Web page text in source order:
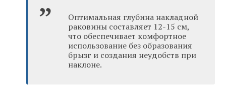
Оптимальная глубина накладной
раковины составляет 12-15 см,
что обеспечивает комфортное
использование без образования
брызг и создания неудобств при
наклоне.